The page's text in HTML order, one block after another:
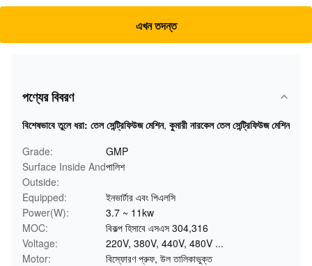
এখন তদন্ত
পণ্যের বিবরণ
বিশেষভাবে তুলে ধরা: তেল সেন্ট্রিফিউজ মেশিন, কুমারী নারকেল তেল সেন্ট্রিফিউজ মেশিন
Grade:
GMP
Surface Inside And
Outside:
পালিশ
Equipped:
ইনভার্টার এবং পিএলসি
Power(W):
3.7 ~ 11kw
MOC:
বিকল্প হিসাবে এসএস 304,316
Voltage:
220V, 380V, 440V, 480V ...
Motor:
বিস্ফোরণ প্রুফ, উল তালিকাভুক্ত